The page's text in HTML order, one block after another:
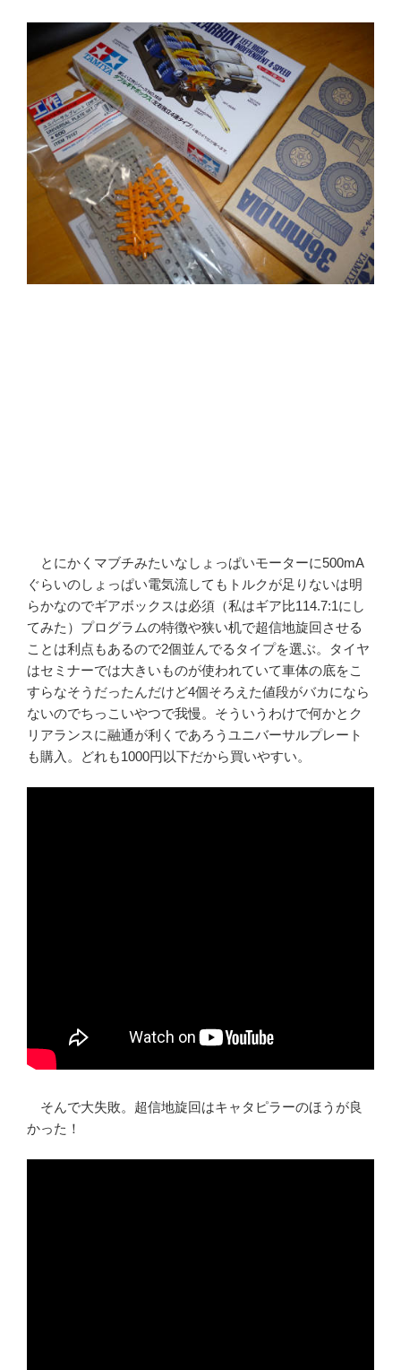
とにかくマブチみたいなしょっぱいモーターに500mA
ぐらいのしょっぱい電気流してもトルクが足りないは明
らかなのでギアボックスは必須（私はギア比114.7:1にし
てみた）プログラムの特徴や狭い机で超信地旋回させる
ことは利点もあるので2個並んでるタイプを選ぶ。タイヤ
はセミナーでは大きいものが使われていて車体の底をこ
すらなそうだったんだけど4個そろえた値段がバカになら
ないのでちっこいやつで我慢。そういうわけで何かとク
リアランスに融通が利くであろうユニバーサルプレート
も購入。どれも1000円以下だから買いやすい。
そんで大失敗。超信地旋回はキャタピラーのほうが良
かった！